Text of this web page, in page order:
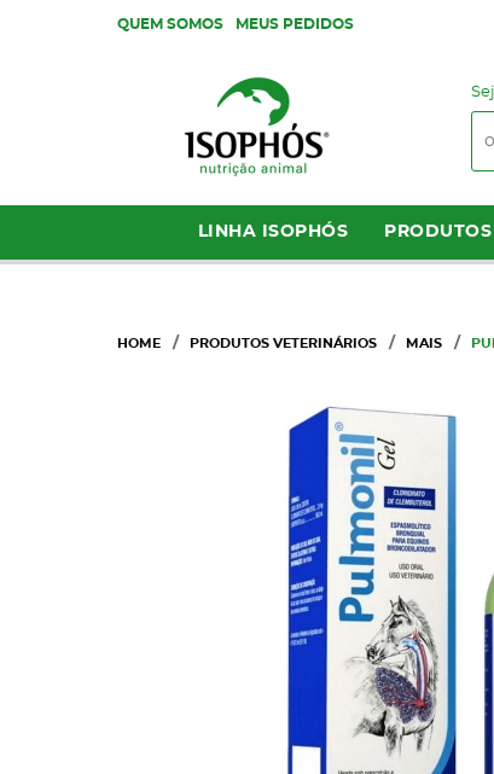
QUEM SOMOS MEUS PEDIDOS
LINHA ISOPHÓS
HOME PRODUTOS VETERINÁRIOS MAIS